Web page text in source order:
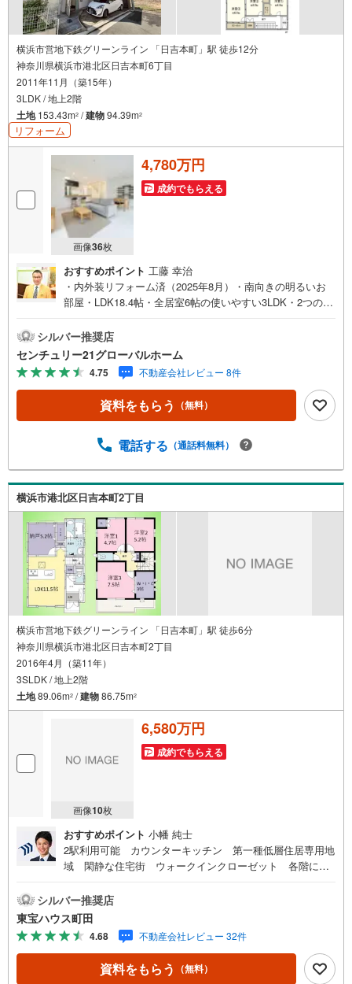
横浜市営地下鉄グリーンライン 「日吉本町」駅 徒歩12分
神奈川県横浜市港北区日吉本町6丁目
2011年11月（築15年）
3LDK / 地上2階
土地153.43m2 /建物94.39m2
リフォーム
画像36枚
4,780万円
成約でもらえる
おすすめポイント 工藤 幸治
・内外装リフォーム済（2025年8月）・南向きの明るいお
部屋・LDK18.4帖・全居室6帖の使いやすい3LDK・2つの洋
話の弾む対面キッチン採用▼センチュリー21グローバルホ
ームはこんな会社です▼・ 地域密着、横浜市神奈川区を中
心に不動産多数お取り扱いしています。戸建、マンショ
ン、土地の購入から売却までお家にまつわることは何でも
お任せください。・経験豊富なスタッフが揃っています。
住宅ローン、保険、不動産に関わる各種手続きは、お客様
く、地元情報も知り尽くしてます！学区のことからグルメ
時 （定休日:水曜日）この時間帯はお電話でのお問い合わせ
がスムーズにご案内できます。★物件ツアー大歓迎です！
「室内・現地を見学する」ボタンよりお問合せ下さい。ス
タッフよりご案内可能な日程をご連絡させていただきま
す。
シルバー推奨店
センチュリー21グローバルホーム
4.75 不動産会社レビュー 8件
資料をもらう （無料）
電話する （通話料無料）
横浜市港北区日吉本町2丁目
横浜市営地下鉄グリーンライン 「日吉本町」駅 徒歩6分
神奈川県横浜市港北区日吉本町2丁目
2016年4月（築11年）
3SLDK / 地上2階
土地89.06m2 /建物86.75m2
画像10枚
6,580万円
成約でもらえる
おすすめポイント 小幡 純士
2駅利用可能 カウンターキッチン 第一種低層住居専用地
域 閑静な住宅街 ウォークインクローゼット 各階にト
ず、お客様一人一人を知り、理解することから始めます。
お客様のお話をきちんとお聞きし、しっかり話し合う
「心」のコミュニケーションが大切になります。だからこ
そ、それぞれのお客様にベストな「住まい」をご提案をす
ることができるのです。インターネット予約で当日見学が
可能！（1）［室内・現地を見学する］をクリック（2）本
シルバー推奨店
東宝ハウス町田
4.68 不動産会社レビュー 32件
資料をもらう （無料）